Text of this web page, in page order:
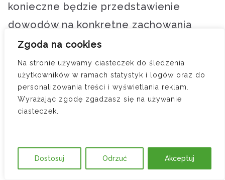
Zgoda na cookies
Na stronie używamy ciasteczek do śledzenia
użytkowników w ramach statystyk i logów oraz do
personalizowania treści i wyświetlania reklam.
Wyrażając zgodę zgadzasz się na używanie
ciasteczek.
Dostosuj Odrzuć Akceptuj
konieczne będzie przedstawienie
dowodów na konkretne zachowania
małżonka: zdradę, przemoc,
nadużywanie alkoholu, hazard, rażące
zaniedbywanie obowiązków rodzinnych.
Dowodami mogą być:
rodziny, sąsiadów, przyjaciół),
– korespondencja (e-maile, wiadomości